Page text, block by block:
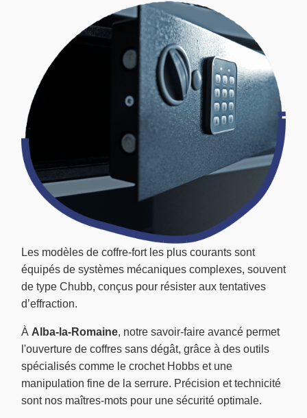
Les modèles de coffre-fort les plus courants sont
équipés de systèmes mécaniques complexes, souvent
de type Chubb, conçus pour résister aux tentatives
d’effraction.
À Alba-la-Romaine, notre savoir-faire avancé permet
l'ouverture de coffres sans dégât, grâce à des outils
spécialisés comme le crochet Hobbs et une
manipulation fine de la serrure. Précision et technicité
sont nos maîtres-mots pour une sécurité optimale.